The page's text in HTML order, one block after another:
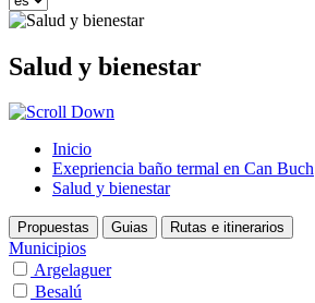
Salud y bienestar
Inicio
Exepriencia baño termal en Can Buch
Salud y bienestar
Propuestas Guias Rutas e itinerarios
Municipios
Argelaguer
Besalú